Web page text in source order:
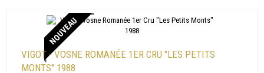
NOUVEAU
VIGOT - VOSNE ROMANÉE 1ER CRU "LES PETITS
MONTS" 1988